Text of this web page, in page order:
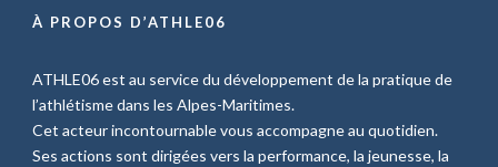
À PROPOS D’ATHLE06
ATHLE06 est au service du développement de la pratique de
l’athlétisme dans les Alpes-Maritimes.
Cet acteur incontournable vous accompagne au quotidien.
Ses actions sont dirigées vers la performance, la jeunesse, la